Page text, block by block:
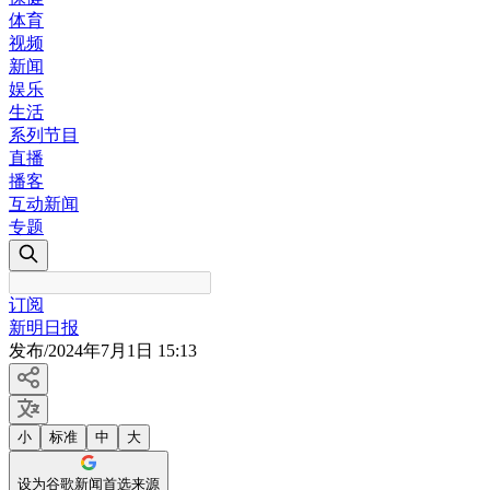
体育
视频
新闻
娱乐
生活
系列节目
直播
播客
互动新闻
专题
订阅
新明日报
发布/2024年7月1日 15:13
小 标准 中 大
设为谷歌新闻首选来源